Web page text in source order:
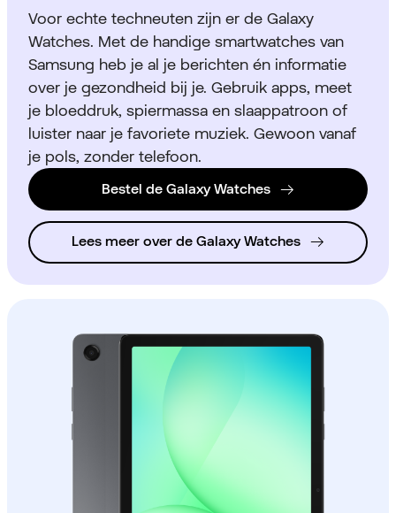
Voor echte techneuten zijn er de Galaxy
Watches. Met de handige smartwatches van
Samsung heb je al je berichten én informatie
over je gezondheid bij je. Gebruik apps, meet
je bloeddruk, spiermassa en slaappatroon of
luister naar je favoriete muziek. Gewoon vanaf
je pols, zonder telefoon.
Bestel de Galaxy Watches
Lees meer over de Galaxy Watches